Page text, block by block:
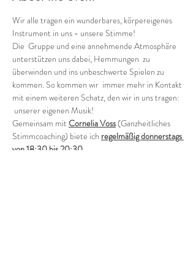
Wir alle tragen ein wunderbares, körpereigenes
Instrument in uns - unsere Stimme!
Die  Gruppe und eine annehmende Atmosphäre
unterstützen uns dabei, Hemmungen  zu
überwinden und ins unbeschwerte Spielen zu
kommen. So kommen wir  immer mehr in Kontakt
mit einem weiteren Schatz, den wir in uns tragen:
unserer eigenen Musik!
Gemeinsam mit Cornelia Voss (Ganzheitliches
Stimmcoaching) biete ich regelmäßig donnerstags
von 18:30 bis 20:30